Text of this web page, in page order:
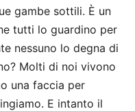
gambe sottili. È un
tutti lo guardino per
nessuno lo degna di
Molti di noi vivono
una faccia per
E intanto il